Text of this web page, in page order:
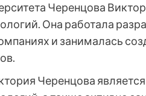
Черенцова
Она работала
и занималась
Черенцова